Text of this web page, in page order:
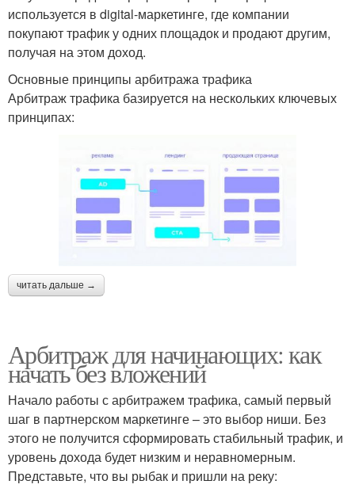
используется в digital-маркетинге, где компании
покупают трафик у одних площадок и продают другим,
получая на этом доход.
Основные принципы арбитража трафика
Арбитраж трафика базируется на нескольких ключевых
принципах:
читать дальше →
Арбитраж для начинающих: как
начать без вложений
Начало работы с арбитражем трафика, самый первый
шаг в партнерском маркетинге – это выбор ниши. Без
этого не получится сформировать стабильный трафик, и
уровень дохода будет низким и неравномерным.
Представьте, что вы рыбак и пришли на реку: